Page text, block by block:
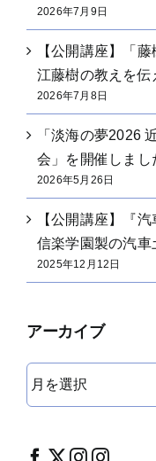
2026年7月9日
【公開講座】「
江藤樹の教えを
2026年7月8日
「淡海の夢2026
会」を開催しまし
2026年5月26日
【公開講座】『
信楽学園製の汽車
2025年12月12日
アーカイブ
イ